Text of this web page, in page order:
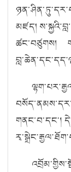
མཛད།
ཚང་བཙུགས།
གནང་བ་དང་།